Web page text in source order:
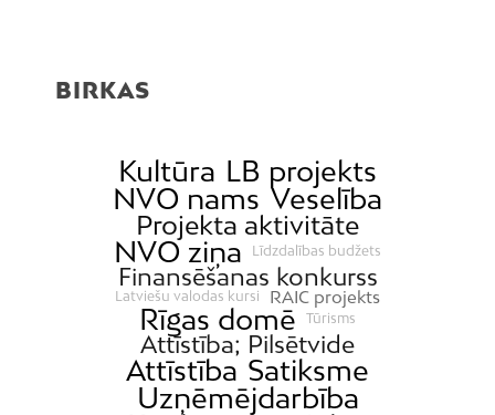
Čiekurkalns
Dārzciems
Dzirciems
Grīziņkalns
BIRKAS
Kultūra LB projekts
NVO nams Veselība
Projekta aktivitāte
NVO ziņa Līdzdalības budžets
Finansēšanas konkurss
Latviešu valodas kursi RAIC projekts
Rīgas domē Tūrisms
Attīstība; Pilsētvide
Attīstība Satiksme
Uzņēmējdarbība